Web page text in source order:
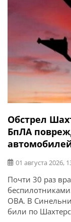
Обстрел
БпЛА
01 августа 2026,
Почти 30 раз
ОВА. В
били по